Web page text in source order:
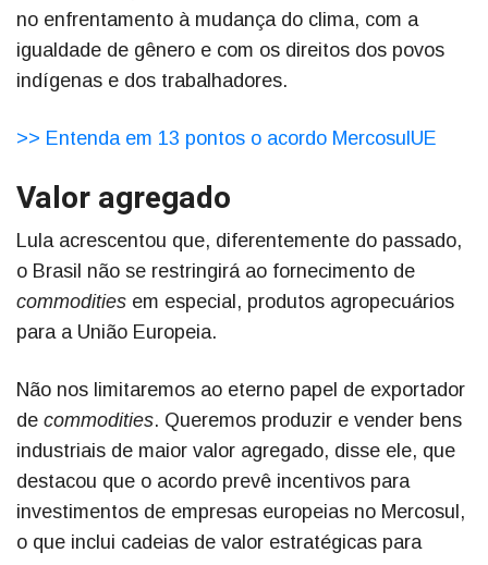
no enfrentamento à mudança do clima, com a
igualdade de gênero e com os direitos dos povos
indígenas e dos trabalhadores.
>> Entenda em 13 pontos o acordo MercosulUE
Valor agregado
Lula acrescentou que, diferentemente do passado,
o Brasil não se restringirá ao fornecimento de
commodities em especial, produtos agropecuários
para a União Europeia.
Não nos limitaremos ao eterno papel de exportador
de commodities. Queremos produzir e vender bens
industriais de maior valor agregado, disse ele, que
destacou que o acordo prevê incentivos para
investimentos de empresas europeias no Mercosul,
o que inclui cadeias de valor estratégicas para